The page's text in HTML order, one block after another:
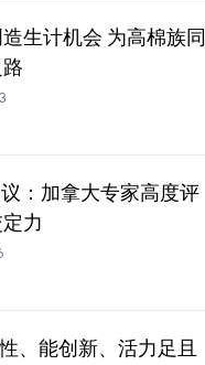
生计机会 为高棉族同
：加拿大专家高度评
力
、能创新、活力足且